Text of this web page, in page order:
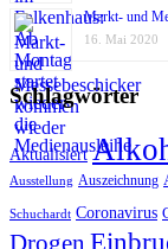
Markt- und
16. Mai 2020
Schlagwörter
Aktualisiert
Ausstellung Auszeichnung
Schuchardt Coronavirus
Drogen